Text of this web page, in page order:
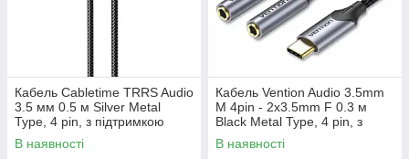
Кабель Cabletime TRRS Audio
3.5 мм 0.5 м Silver Metal
Type, 4 pin, з підтримкою
мікрофона, стерео (CF18E)
В наявності
Кабель Vention Audio 3.5mm
M 4pin - 2x3.5mm F 0.3 м
Black Metal Type, 4 pin, з
підтримкою мікрофона,
стерео
В наявності